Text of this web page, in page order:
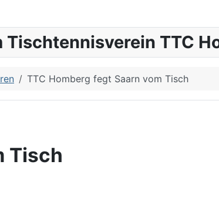
TTC
TTC Homberg fegt Saarn vom Tisch
Tisch